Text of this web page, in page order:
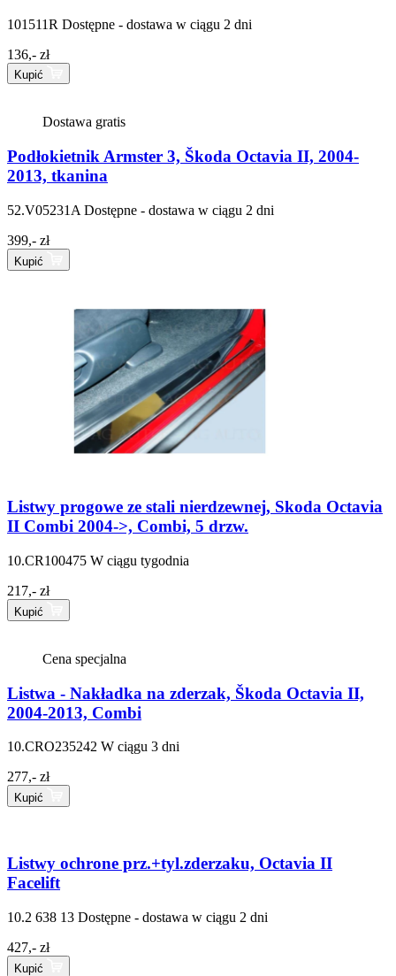
101511R Dostępne - dostawa w ciągu 2 dni
136,- zł
Kupić
Dostawa gratis
Podłokietnik Armster 3, Škoda Octavia II, 2004-
2013, tkanina
52.V05231A Dostępne - dostawa w ciągu 2 dni
399,- zł
Kupić
Listwy progowe ze stali nierdzewnej, Skoda Octavia
II Combi 2004->, Combi, 5 drzw.
10.CR100475 W ciągu tygodnia
217,- zł
Kupić
Cena specjalna
Listwa - Nakładka na zderzak, Škoda Octavia II,
2004-2013, Combi
10.CRO235242 W ciągu 3 dni
277,- zł
Kupić
Listwy ochrone prz.+tyl.zderzaku, Octavia II
Facelift
10.2 638 13 Dostępne - dostawa w ciągu 2 dni
427,- zł
Kupić